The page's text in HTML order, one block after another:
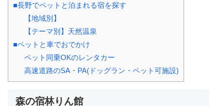
■長野でペットと泊まれる宿を探す
【地域別】
【テーマ別】天然温泉
■ペットと車でおでかけ
ペット同乗OKのレンタカー
高速道路のSA・PA(ドッグラン・ペット可施設)
森の宿林りん館